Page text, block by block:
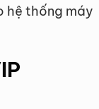
hệ thống máy